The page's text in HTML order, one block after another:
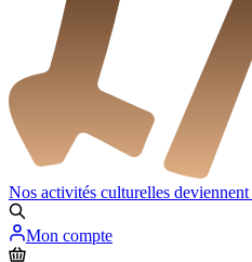
Nos activités culturelles deviennent
Mon compte